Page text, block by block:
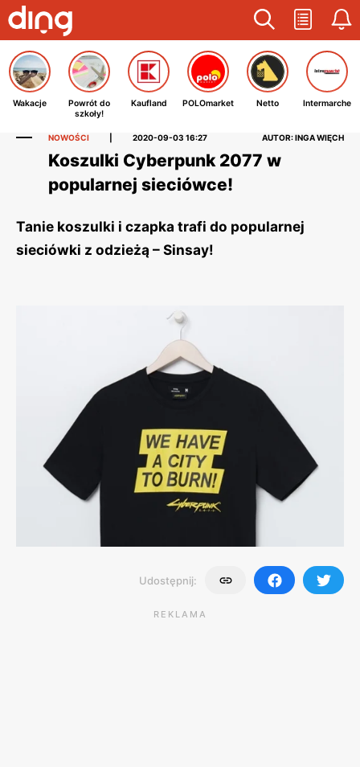
Wakacje
Powrót do
szkoły!
Kaufland POLOmarket Netto Intermarche
NOWOŚCI 2020-09-03 16:27 AUTOR: INGA WIĘCH
Koszulki Cyberpunk 2077 w
popularnej sieciówce!
Tanie koszulki i czapka trafi do popularnej
sieciówki z odzieżą – Sinsay!
Udostępnij:
REKLAMA